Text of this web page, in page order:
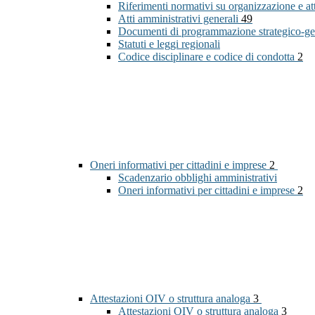
Riferimenti normativi su organizzazione e
Atti amministrativi generali 49
Documenti di programmazione strategico-
Statuti e leggi regionali
Codice disciplinare e codice di condotta 2
Oneri informativi per cittadini e imprese 2
Scadenzario obblighi amministrativi
Oneri informativi per cittadini e imprese 2
Attestazioni OIV o struttura analoga 3
Attestazioni OIV o struttura analoga 3